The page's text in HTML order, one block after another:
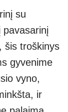
su
šis troškinys
gyvenime
vyno,
ir